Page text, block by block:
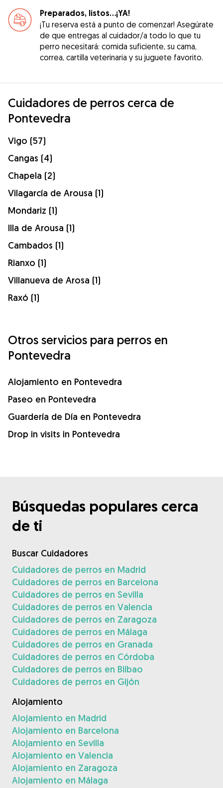
Preparados, listos...¡YA!
¡Tu reserva está a punto de comenzar! Asegúrate
de que entregas al cuidador/a todo lo que tu
perro necesitará: comida suficiente, su cama,
correa, cartilla veterinaria y su juguete favorito.
Cuidadores de perros cerca de
Pontevedra
Vigo (57)
Cangas (4)
Chapela (2)
Vilagarcía de Arousa (1)
Mondariz (1)
Illa de Arousa (1)
Cambados (1)
Rianxo (1)
Villanueva de Arosa (1)
Raxó (1)
Otros servicios para perros en
Pontevedra
Alojamiento en Pontevedra
Paseo en Pontevedra
Guardería de Día en Pontevedra
Drop in visits in Pontevedra
Búsquedas populares cerca
de ti
Buscar Cuidadores
Cuidadores de perros en Madrid
Cuidadores de perros en Barcelona
Cuidadores de perros en Sevilla
Cuidadores de perros en Valencia
Cuidadores de perros en Zaragoza
Cuidadores de perros en Málaga
Cuidadores de perros en Granada
Cuidadores de perros en Córdoba
Cuidadores de perros en Bilbao
Cuidadores de perros en Gijón
Alojamiento
Alojamiento en Madrid
Alojamiento en Barcelona
Alojamiento en Sevilla
Alojamiento en Valencia
Alojamiento en Zaragoza
Alojamiento en Málaga